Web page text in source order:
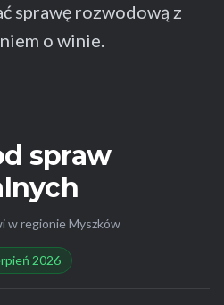
sprawę rozwodową z
o winie.
spraw
w regionie Myszków
2026